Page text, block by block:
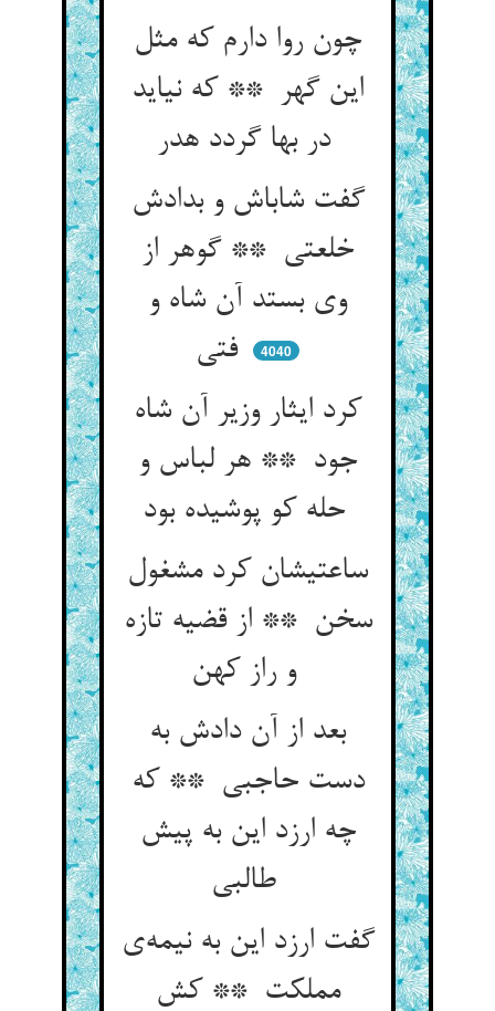
چون روا دارم که مثل
این گهر ** که نیاید
در بها گردد هدر
گفت شاباش و بدادش
خلعتی ** گوهر از
وی بستد آن شاه و
فتی
4040
کرد ایثار وزیر آن شاه
جود ** هر لباس و
حله کو پوشیده بود
ساعتیشان کرد مشغول
سخن ** از قضیه تازه
و راز کهن
بعد از آن دادش به
دست حاجبی ** که
چه ارزد این به پیش
طالبی
گفت ارزد این به نیمه‌ی
مملکت ** کش